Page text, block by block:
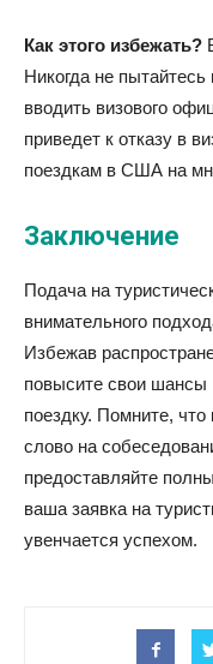
Как этого избежать?
Никогда не
вводить визового
приведет к отказу в
поездкам в США на
Заключение
Подача на
внимательного
Избежав
повысите свои
поездку. Помните,
слово на
предоставляйте
ваша заявка на
увенчается успехом.